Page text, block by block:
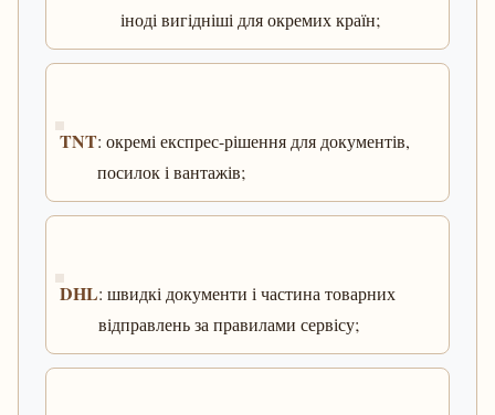
іноді вигідніші для окремих країн;
TNT: окремі експрес-рішення для документів,
посилок і вантажів;
DHL: швидкі документи і частина товарних
відправлень за правилами сервісу;